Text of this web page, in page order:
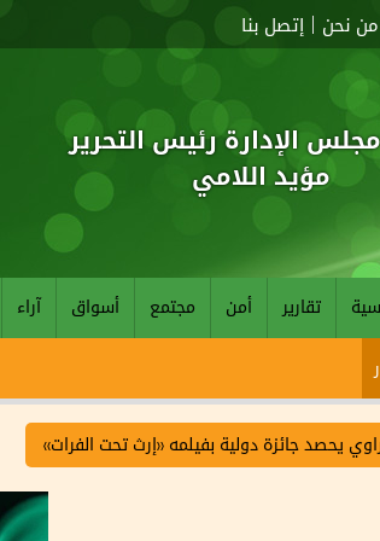
من نحن إتصل بنا
الإدارة رئيس التحرير
مؤيد اللامي
تقارير أمن مجتمع أسواق آراء
يحصد جائزة دولية بفيلمه «إرث تحت الفرات»